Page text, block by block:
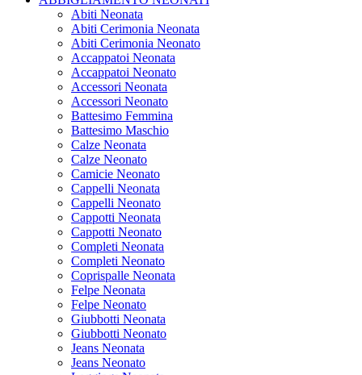
Abiti Neonata
Abiti Cerimonia Neonata
Abiti Cerimonia Neonato
Accappatoi Neonata
Accappatoi Neonato
Accessori Neonata
Accessori Neonato
Battesimo Femmina
Battesimo Maschio
Calze Neonata
Calze Neonato
Camicie Neonato
Cappelli Neonata
Cappelli Neonato
Cappotti Neonata
Cappotti Neonato
Completi Neonata
Completi Neonato
Coprispalle Neonata
Felpe Neonata
Felpe Neonato
Giubbotti Neonata
Giubbotti Neonato
Jeans Neonata
Jeans Neonato